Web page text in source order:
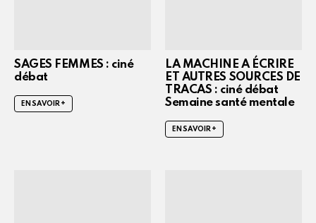
SAGES FEMMES : ciné
débat
EN SAVOIR +
LA MACHINE A ÉCRIRE
ET AUTRES SOURCES DE
TRACAS : ciné débat
Semaine santé mentale
EN SAVOIR +